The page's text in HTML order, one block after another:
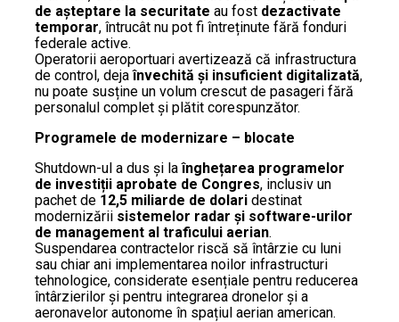
de așteptare la securitate au fost dezactivate
temporar, întrucât nu pot fi întreținute fără fonduri
federale active.
Operatorii aeroportuari avertizează că infrastructura
de control, dejaînvechită și insuficient digitalizată,
nu poate susține un volum crescut de pasageri fără
personalul complet și plătit corespunzător.
Programele de modernizare – blocate
Shutdown-ul a dus și laînghețarea programelor
de investiții aprobate de Congres, inclusiv un
pachet de 12,5 miliarde de dolari destinat
modernizării sistemelor radar și software-urilor
de management al traficului aerian.
Suspendarea contractelor riscă să întârzie cu luni
sau chiar ani implementarea noilor infrastructuri
tehnologice, considerate esențiale pentru reducerea
întârzierilor și pentru integrarea dronelor și a
aeronavelor autonome în spațiul aerian american.